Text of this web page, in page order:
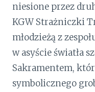
niesione przez
KGW Strażniczki
młodzieżą z
w asyście światła
Sakramentem,
symbolicznego